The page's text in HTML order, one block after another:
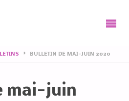
BULLETIN DE MAI-JUIN 2020
mai-juin